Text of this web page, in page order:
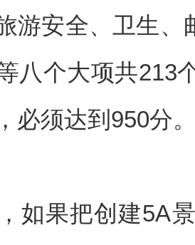
游安全、卫生
八个大项共213
必须达到950分
果把创建5A景